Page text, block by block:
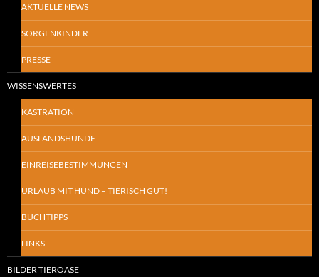
AKTUELLE NEWS
SORGENKINDER
PRESSE
WISSENSWERTES
KASTRATION
AUSLANDSHUNDE
EINREISEBESTIMMUNGEN
URLAUB MIT HUND – TIERISCH GUT!
BUCHTIPPS
LINKS
BILDER TIEROASE